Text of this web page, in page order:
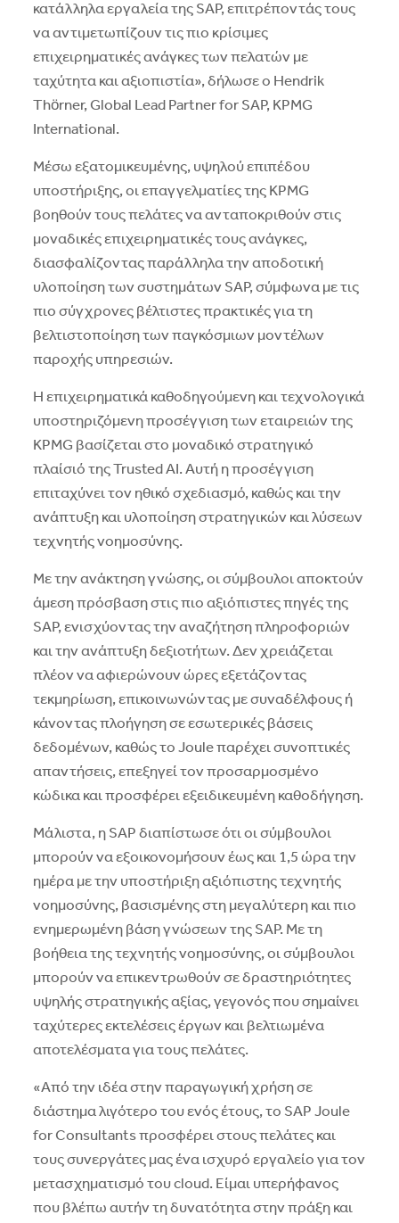
κατάλληλα εργαλεία της SAP, επιτρέποντάς τους
να αντιμετωπίζουν τις πιο κρίσιμες
επιχειρηματικές ανάγκες των πελατών με
ταχύτητα και αξιοπιστία», δήλωσε ο Hendrik
Thörner, Global Lead Partner for SAP, KPMG
International.
Μέσω εξατομικευμένης, υψηλού επιπέδου
υποστήριξης, οι επαγγελματίες της KPMG
βοηθούν τους πελάτες να ανταποκριθούν στις
μοναδικές επιχειρηματικές τους ανάγκες,
διασφαλίζοντας παράλληλα την αποδοτική
υλοποίηση των συστημάτων SAP, σύμφωνα με τις
πιο σύγχρονες βέλτιστες πρακτικές για τη
βελτιστοποίηση των παγκόσμιων μοντέλων
παροχής υπηρεσιών.
Η επιχειρηματικά καθοδηγούμενη και τεχνολογικά
υποστηριζόμενη προσέγγιση των εταιρειών της
KPMG βασίζεται στο μοναδικό στρατηγικό
πλαίσιό της Trusted AI. Αυτή η προσέγγιση
επιταχύνει τον ηθικό σχεδιασμό, καθώς και την
ανάπτυξη και υλοποίηση στρατηγικών και λύσεων
τεχνητής νοημοσύνης.
Με την ανάκτηση γνώσης, οι σύμβουλοι αποκτούν
άμεση πρόσβαση στις πιο αξιόπιστες πηγές της
SAP, ενισχύοντας την αναζήτηση πληροφοριών
και την ανάπτυξη δεξιοτήτων. Δεν χρειάζεται
πλέον να αφιερώνουν ώρες εξετάζοντας
τεκμηρίωση, επικοινωνώντας με συναδέλφους ή
κάνοντας πλοήγηση σε εσωτερικές βάσεις
δεδομένων, καθώς το Joule παρέχει συνοπτικές
απαντήσεις, επεξηγεί τον προσαρμοσμένο
κώδικα και προσφέρει εξειδικευμένη καθοδήγηση.
Μάλιστα, η SAP διαπίστωσε ότι οι σύμβουλοι
μπορούν να εξοικονομήσουν έως και 1,5 ώρα την
ημέρα με την υποστήριξη αξιόπιστης τεχνητής
νοημοσύνης, βασισμένης στη μεγαλύτερη και πιο
ενημερωμένη βάση γνώσεων της SAP. Με τη
βοήθεια της τεχνητής νοημοσύνης, οι σύμβουλοι
μπορούν να επικεντρωθούν σε δραστηριότητες
υψηλής στρατηγικής αξίας, γεγονός που σημαίνει
ταχύτερες εκτελέσεις έργων και βελτιωμένα
αποτελέσματα για τους πελάτες.
«Από την ιδέα στην παραγωγική χρήση σε
διάστημα λιγότερο του ενός έτους, το SAP Joule
for Consultants προσφέρει στους πελάτες και
τους συνεργάτες μας ένα ισχυρό εργαλείο για τον
μετασχηματισμό του cloud. Είμαι υπερήφανος
που βλέπω αυτήν τη δυνατότητα στην πράξη και